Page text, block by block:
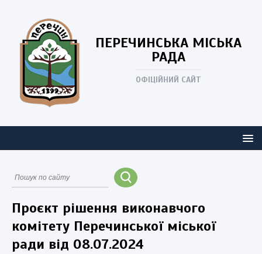
ПЕРЕЧИНСЬКА МІСЬКА
РАДА
ОФІЦІЙНИЙ САЙТ
Проєкт рішення виконавчого
комітету Перечинської міської
ради від 08.07.2024